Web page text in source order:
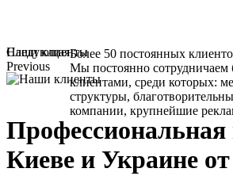
Более 50 постоянных
Мы постоянно
клиентами, среди которых:
структуры,
компании, крупнейшие
Следующая
Previous
Наши клиенты
Профессиональная
Киеве и Украине